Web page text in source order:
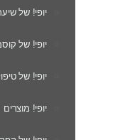
יופי! של
יופי! של
יופי! של
יופי!